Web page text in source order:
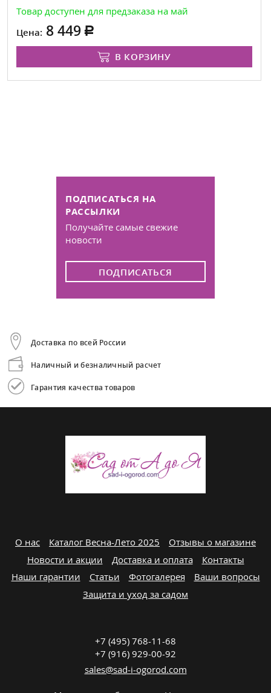
Товар доступен для предзаказа на май
Цена: 8 449
В КОРЗИНУ
ПОДПИСАТЬСЯ НА
РАССЫЛКИ
Получайте самые свежие
новости
ПОДПИСАТЬСЯ
Доставка по всей России
Наличный и безналичный расчет
Гарантия качества товаров
О нас Каталог Весна-Лето 2025
Отзывы о магазине
Новости и акции
Доставка и оплата
Контакты
Наши гарантии
Статьи Фотогалерея
Ваши вопросы
Защита и уход за садом
+7 (495) 768-11-68
+7 (916) 929-00-92
sales@sad-i-ogorod.com